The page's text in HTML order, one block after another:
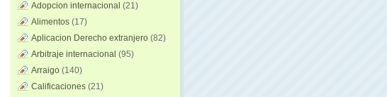
Adopcion internacional (21)
Alimentos (17)
Aplicacion Derecho extranjero (82)
Arbitraje internacional (95)
Arraigo (140)
Calificaciones (21)